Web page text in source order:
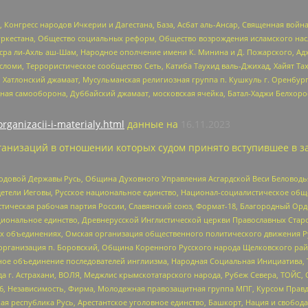
народов Ичкерии и Дагестана, База, Асбат аль-Ансар, Священная
Общество социальных реформ, Общество возрождения исламского
ли-Ахль аш-Шам, Народное ополчение имени К. Минина и Д. Пожарского,
Террористическое сообщество Сеть, Катиба Таухид валь-Джихад,
джамаат, Мусульманская религиозная группа п. Кушкуль г.
самооборона, Дуббайский джамаат, московская ячейка, Батал-Хаджи
i-materialy.html данные на
в отношении которых судом принято вступившее в
Державы Русь, Община Духовного Управления Асгардской Веси
Иеговы, Русское национальное единство, Национал-социалистическое
рабочая партия России, Славянский союз, Формат-18, Благородный
единство, Древнерусской Инглистической церкви Православных
Омская организация общественного политического движения
п. Боровский, Община Коренного Русского народа Щелковского
объединение последователей инглиизма, Народная Социальная
Астрахани, ВОЛЯ, Меджлис крымскотатарского народа, Рубеж Севера, ТОЙС,
Фирма, Молодежная правозащитная группа МПГ, Курсом
республика Русь, Арестантское уголовное единство, Башкорт, Нация и